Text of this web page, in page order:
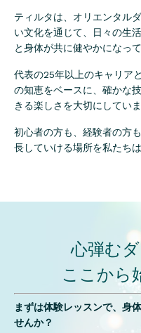
ティルタは、オリエンタル
い文化を通じて、
日々の生
と身体が共に健やかになっ
代表の25年以上のキャリアと
の知恵をベースに、 確かな
きる楽しさを大切にしていま
初心者の方も、経験者の方も
長していける場所を私たち
心弾む
ここから
まずは体験レッスンで、身
せんか？